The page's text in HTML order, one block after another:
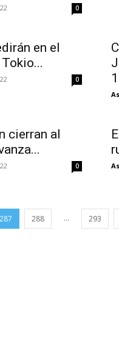
0
en el
0
cierran al
0
287 288 ... 293